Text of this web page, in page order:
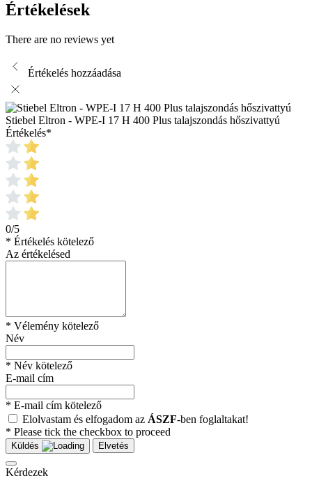
Értékelések
There are no reviews yet
Értékelés hozzáadása
Stiebel Eltron - WPE-I 17 H 400 Plus talajszondás hőszivattyú
Értékelés*
0/5
* Értékelés kötelező
Az értékelésed
* Vélemény kötelező
Név
* Név kötelező
E-mail cím
* E-mail cím kötelező
Elolvastam és elfogadom az ÁSZF-ben foglaltakat!
* Please tick the checkbox to proceed
Küldés Elvetés
Kérdezek